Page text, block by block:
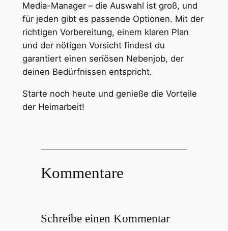
Media-Manager – die Auswahl ist groß, und
für jeden gibt es passende Optionen. Mit der
richtigen Vorbereitung, einem klaren Plan
und der nötigen Vorsicht findest du
garantiert einen seriösen Nebenjob, der
deinen Bedürfnissen entspricht.
Starte noch heute und genieße die Vorteile
der Heimarbeit!
Kommentare
Schreibe einen Kommentar